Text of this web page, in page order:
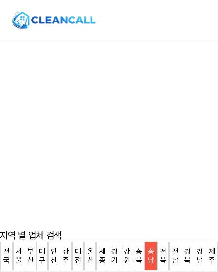
지역 별 업체 검색
전
국
서
울
부
산
대
구
인
천
광
주
대
전
울
산
세
종
경
기
강
원
충
북
충
남
전
북
전
남
경
북
경
남
제
주